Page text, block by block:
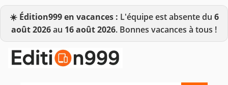
☀️ Édition999 en vacances : L'équipe est absente du 6
août 2026au 16 août 2026. Bonnes vacances à tous !